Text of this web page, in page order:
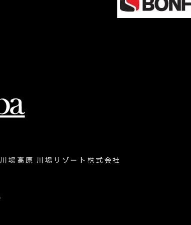
川場高原 川場リゾート株式会社